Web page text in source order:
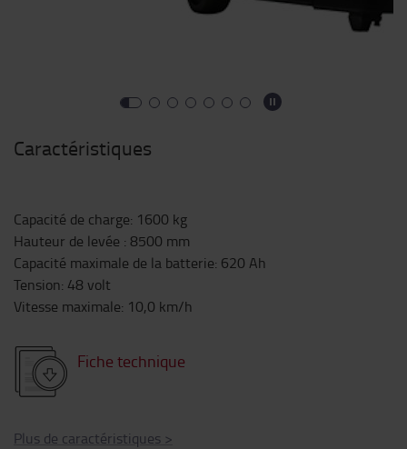
Caractéristiques
Capacité de charge: 1600 kg
Hauteur de levée : 8500 mm
Capacité maximale de la batterie: 620 Ah
Tension: 48 volt
Vitesse maximale: 10,0 km/h
Fiche technique
Plus de caractéristiques >